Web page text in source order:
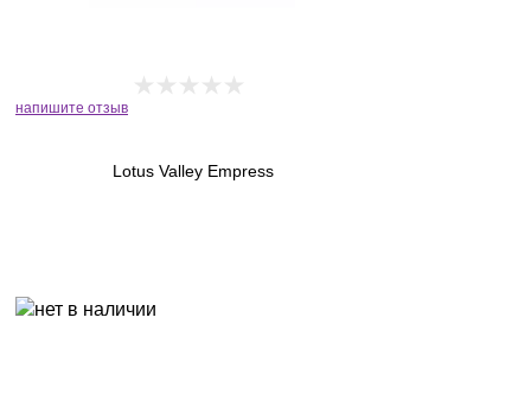
напишите отзыв
Lotus Valley Empress